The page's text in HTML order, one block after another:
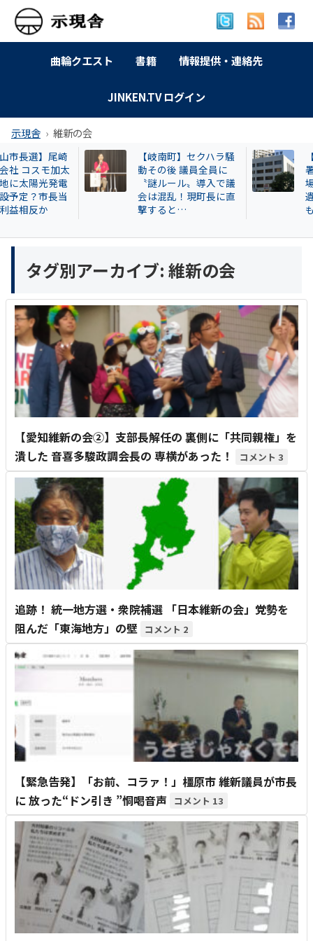
曲輪クエスト 書籍 情報提供・連絡先
JINKEN.TV ログイン
示現舎 維新の会
【岐南町】セクハラ騒
動その後 議員全員に
〝謎ルール〟導入で議
会は混乱！現町長に直
【名古屋市】なぜ
署員は保護した猫
場に戻したか？
遺棄事件が影響し
タグ別アーカイブ: 維新の会
【愛知維新の会②】支部長解任の 裏側に「共同親権」を
潰した 音喜多駿政調会長の 専横があった！
3
追跡！ 統一地方選・衆院補選 「日本維新の会」党勢を
阻んだ「東海地方」の壁
2
【緊急告発】「お前、コラァ！」橿原市 維新議員が市長
に 放った“ドン引き ”恫喝音声
13